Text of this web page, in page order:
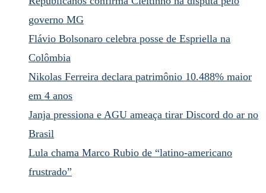
governo MG
Flávio Bolsonaro celebra posse de Espriella na
Colômbia
Nikolas Ferreira declara patrimônio 10.488% maior
em 4 anos
Janja pressiona e AGU ameaça tirar Discord do ar no
Brasil
Lula chama Marco Rubio de “latino-americano
frustrado”